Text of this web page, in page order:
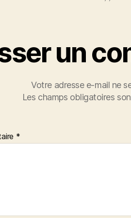
un
Votre adresse e-mail ne
Les champs obligatoires
*